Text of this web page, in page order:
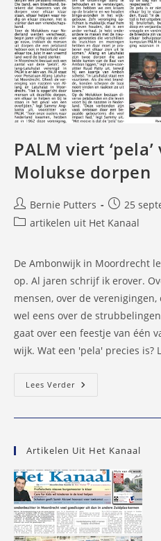
PALM viert
Molukse dorpen
Bericht
auteur:
Bernie Putters
Bericht
25
Berichtcategorie:
artikelen uit Het Kanaal
De Ambonwijk in Moordrecht
op. Al jaren schrijf ik erover.
mensen, over de
wel eens over de
gaat over een feestje van één
wijk. Wat een 'pela' precies is?
Lees VerderPALM
Artikelen Uit Het Kanaal